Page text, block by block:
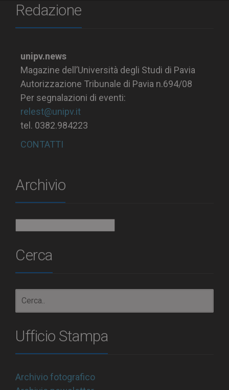
Redazione
unipv.news
Magazine dell’Università degli Studi di Pavia
Autorizzazione Tribunale di Pavia n.694/08
Per segnalazioni di eventi:
relest@unipv.it
tel. 0382.984223
CONTATTI
Archivio
Cerca
Ufficio Stampa
Archivio fotografico